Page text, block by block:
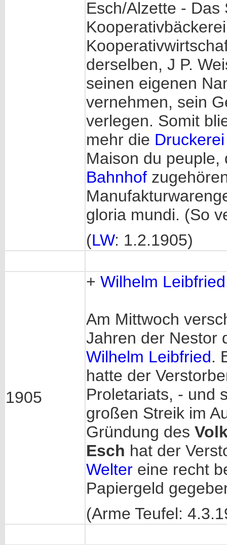
Esch/Alzette -
derselben, J P.
seinen eigenen
vernehmen, sein
verlegen. Somit
mehr die Druckerei
Maison du
Bahnhof
gloria mundi. (So
(LW: 1.2.1905)
1905
+ Wilhelm Leibfried
Am Mittwoch
Jahren der Nestor
Wilhelm Leibfried.
hatte der
Proletariats, - und
großen Streik im
Gründung des
Esch hat der
Welter eine recht
Papiergeld
(Arme Teufel: